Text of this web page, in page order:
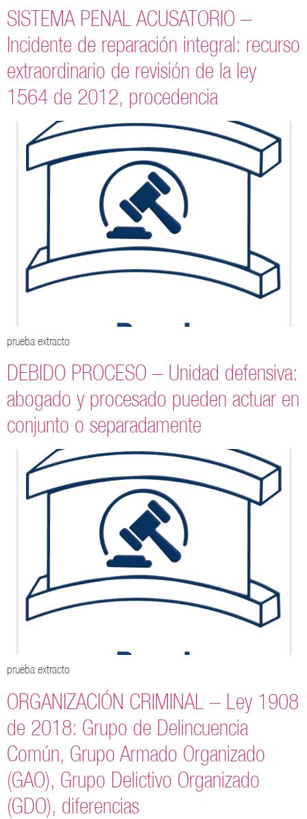
SISTEMA PENAL ACUSATORIO –
Incidente de reparación integral: recurso
extraordinario de revisión de la ley
1564 de 2012, procedencia
prueba extracto
DEBIDO PROCESO – Unidad defensiva:
abogado y procesado pueden actuar en
conjunto o separadamente
prueba extracto
ORGANIZACIÓN CRIMINAL – Ley 1908
de 2018: Grupo de Delincuencia
Común, Grupo Armado Organizado
(GAO), Grupo Delictivo Organizado
(GDO), diferencias